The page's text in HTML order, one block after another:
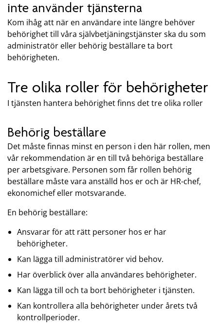
inte använder tjänsterna
Kom ihåg att när en användare inte längre behöver
behörighet till våra självbetjäningstjänster ska du som
administratör eller behörig beställare ta bort
behörigheten.
Tre olika roller för behörigheter
I tjänsten hantera behörighet finns det tre olika roller
Behörig beställare
Det måste finnas minst en person i den här rollen, men
vår rekommendation är en till två behöriga beställare
per arbetsgivare. Personen som får rollen behörig
beställare måste vara anställd hos er och är HR-chef,
ekonomichef eller motsvarande.
En behörig beställare:
Ansvarar för att rätt personer hos er har
behörigheter.
Kan lägga till administratörer vid behov.
Har överblick över alla användares behörigheter.
Kan lägga till och ta bort behörigheter i tjänsten.
Kan kontrollera alla behörigheter under årets två
kontrollperioder.